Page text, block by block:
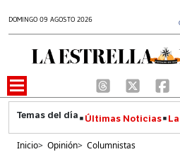
DOMINGO 09 AGOSTO 2026
Últimas Noticias
Inicio> Opinión> Columnistas